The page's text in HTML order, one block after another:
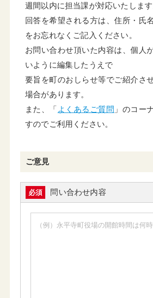
週間以内に担当課が対応いたします
回答を希望される方は、住所・氏
をお忘れなくご記入ください。
お問い合わせ頂いた内容は、個人
いように編集したうえで
要旨を町のおしらせ等でご紹介さ
場合があります。
また、「 よくあるご質問 」のコー
すのでご利用ください。
ご意見
必須 問い合わせ内容